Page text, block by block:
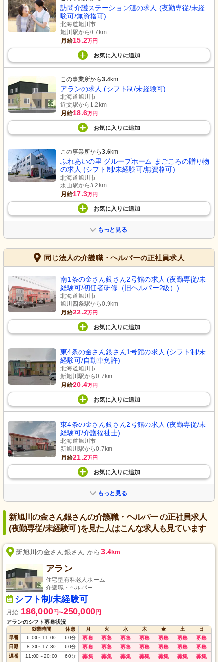
訪問介護ステーション漣の求人 (夜勤専従/未経
験可/無資格可)
北海道旭川市
旭川駅から0.7km
月給15.2万円
お気に入り に追加
この事業所から3.4km
アランの求人 (シフト制/未経験可)
北海道旭川市
近文駅から1.2km
月給18.6万円
お気に入り に追加
この事業所から3.6km
ふれあいの里 グループホーム まごころの贈り物
の求人 (シフト制/未経験可/無資格可)
北海道旭川市
永山駅から3.2km
月給17.3万円
お気に入り に追加
もっと見る
同じ法人の介護職・ヘルパーの正社員求人
南1条の金さん銀さん2号館の求人 (夜勤専従/未
経験可/初任者研修（旧ヘルパー2級）)
北海道旭川市
旭川四条駅から0.9km
月給22.2万円
お気に入り に追加
東4条の金さん銀さん1号館の求人 (シフト制/未
経験可/自動車免許)
北海道旭川市
新旭川駅から0.7km
月給20.4万円
お気に入り に追加
東4条の金さん銀さん2号館の求人 (夜勤専従/未
経験可/介護福祉士)
北海道旭川市
新旭川駅から0.7km
月給21.2万円
お気に入り に追加
もっと見る
新旭川の金さん銀さんの介護職・ヘルパー の正社員求人
(夜勤専従/未経験可 )を見た人はこんな求人も見ています
新旭川の金さん銀さん から3.4km
アラン
住宅型有料老人ホーム
介護職・ヘルパー
シフト制/未経験可
月給 186,000円〜250,000円
アランのシフト募集状況
就業時間 休憩 月 火 水 木 金 土
日
早番
6:00～ 11:00 60分 募集 募集 募集 募集 募集 募集 募集
日勤 8:30～ 17:30 60分 募集 募集 募集 募集 募集 募集 募集
遅番 11:00～20:00 60分 募集 募集 募集 募集 募集 募集 募集